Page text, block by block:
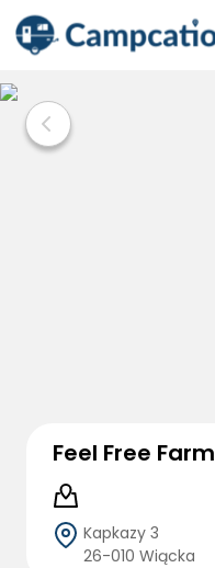
Feel Free Farm
Kapkazy 3
26-010 Wiącka